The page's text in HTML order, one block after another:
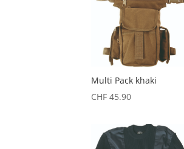
Multi Pack khaki
CHF 45.90